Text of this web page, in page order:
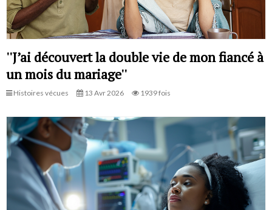
''J’ai découvert la double vie de mon fiancé à
un mois du mariage''
Histoires vécues 13 Avr 2026 1939 fois